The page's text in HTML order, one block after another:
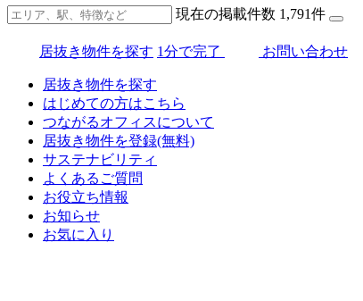
現在の掲載件数 1,791件
居抜き物件を探す 1分で完了 お問い合わせ
居抜き物件を探す
はじめての方はこちら
つながるオフィスについて
居抜き物件を登録(無料)
サステナビリティ
よくあるご質問
お役立ち情報
お知らせ
お気に入り